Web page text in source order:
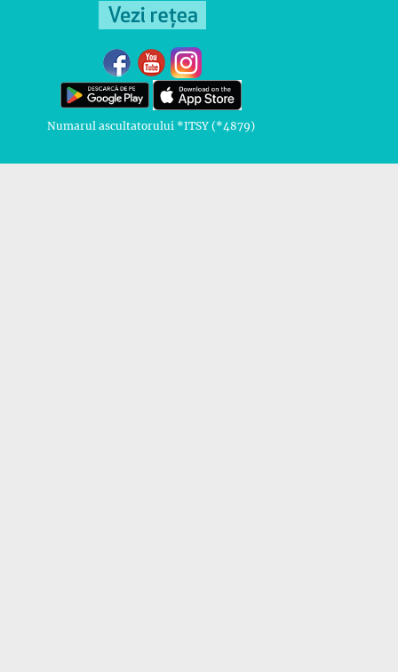
Numarul ascultatorului *ITSY (*4879)